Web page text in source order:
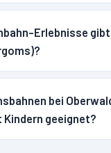
Erlebnisse
bei
geeignet?